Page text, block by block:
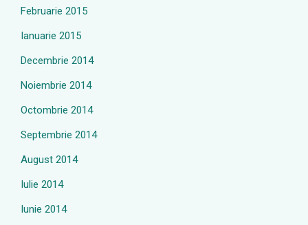
Februarie 2015
Ianuarie 2015
Decembrie 2014
Noiembrie 2014
Octombrie 2014
Septembrie 2014
August 2014
Iulie 2014
Iunie 2014